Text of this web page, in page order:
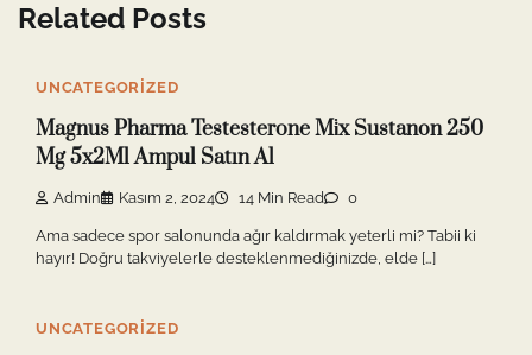
Related Posts
UNCATEGORIZED
Magnus Pharma Testesterone Mi̇x Sustanon 250
Mg 5x2Ml Ampul Satın Al
Admin Kasım 2, 2024 14 Min Read 0
Ama sadece spor salonunda ağır kaldırmak yeterli mi? Tabii ki
hayır! Doğru takviyelerle desteklenmediğinizde, elde […]
UNCATEGORIZED